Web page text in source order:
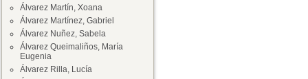
Álvarez Martín, Xoana
Álvarez Martínez, Gabriel
Álvarez Nuñez, Sabela
Álvarez Queimaliños, María
Eugenia
Álvarez Rilla, Lucía